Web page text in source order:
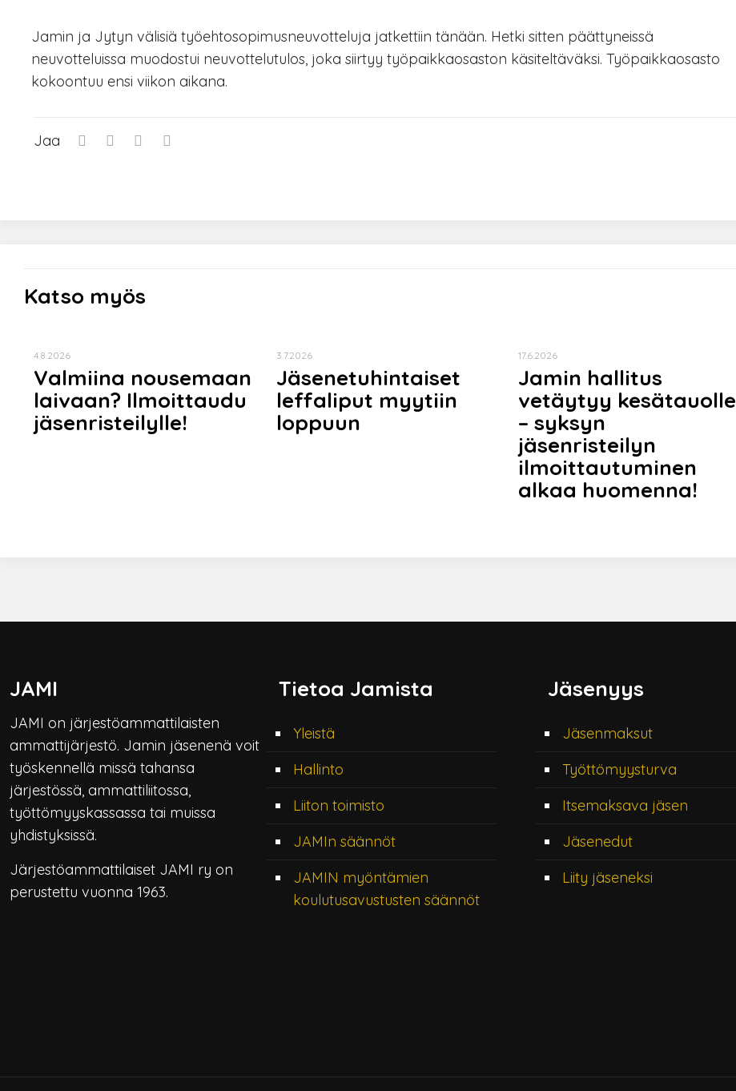
Jamin ja Jytyn välisiä työehtosopimusneuvotteluja jatkettiin tänään. Hetki sitten päättyneissä
neuvotteluissa muodostui neuvottelutulos, joka siirtyy työpaikkaosaston käsiteltäväksi. Työpaikkaosasto
kokoontuu ensi viikon aikana.
Jaa
Katso myös
4.8.2026
Valmiina nousemaan
laivaan? Ilmoittaudu
jäsenristeilylle!
3.7.2026
Jäsenetuhintaiset
leffaliput myytiin
loppuun
17.6.2026
Jamin hallitus
vetäytyy kesätauolle
– syksyn
jäsenristeilyn
ilmoittautuminen
alkaa huomenna!
JAMI
JAMI on järjestöammattilaisten
ammattijärjestö. Jamin jäsenenä voit
työskennellä missä tahansa
järjestössä, ammattiliitossa,
työttömyyskassassa tai muissa
yhdistyksissä.
Järjestöammattilaiset JAMI ry on
perustettu vuonna 1963.
Tietoa Jamista
Yleistä
Hallinto
Liiton toimisto
JAMIn säännöt
JAMIN myöntämien
koulutusavustusten säännöt
Jäsenyys
Jäsenmaksut
Työttömyysturva
Itsemaksava jäsen
Jäsenedut
Liity jäseneksi